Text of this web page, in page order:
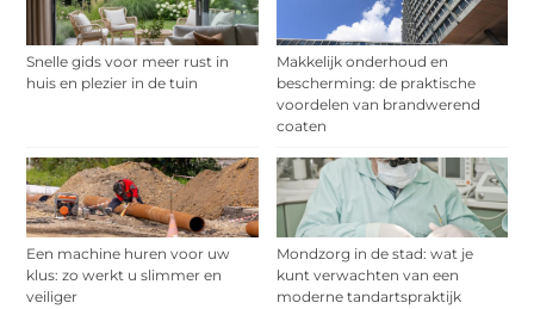
Snelle gids voor meer rust in
huis en plezier in de tuin
Makkelijk onderhoud en
bescherming: de praktische
voordelen van brandwerend
coaten
Een machine huren voor uw
klus: zo werkt u slimmer en
veiliger
Mondzorg in de stad: wat je
kunt verwachten van een
moderne tandartspraktijk